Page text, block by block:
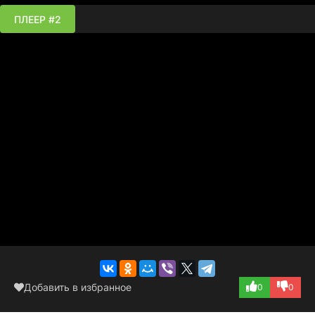
ПЛЕЕР #2
Добавить в избранное 0 0